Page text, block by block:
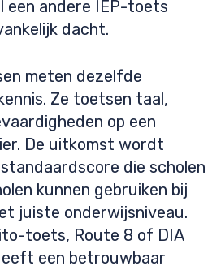
een andere IEP-toets
dacht.
meten dezelfde
Ze toetsen taal,
op een
De uitkomst wordt
die scholen
kunnen gebruiken bij
juiste onderwijsniveau.
toets, Route 8 of DIA
een betrouwbaar